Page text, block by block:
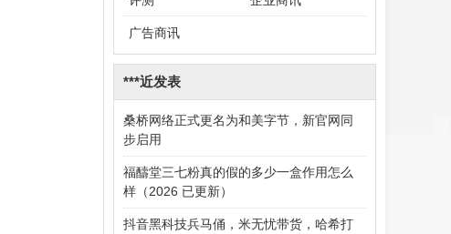
广告商讯
***近发表
桑桥网络正式更名为和美字节，新官网同
步启用
福醻堂三七粉真的假的多少一盒作用怎么
样（2026 已更新）
抖音黑科技兵马俑，米无忧带货，哈希打